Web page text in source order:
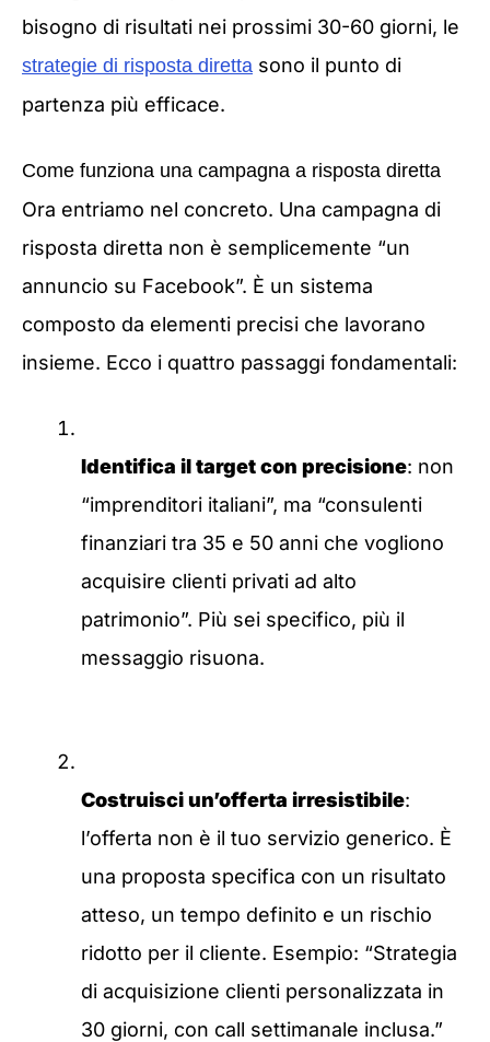
bisogno di risultati nei prossimi 30-60 giorni, le
strategie di risposta diretta sono il punto di
partenza più efficace.
Come funziona una campagna a risposta diretta
Ora entriamo nel concreto. Una campagna di
risposta diretta non è semplicemente “un
annuncio su Facebook”. È un sistema
composto da elementi precisi che lavorano
insieme. Ecco i quattro passaggi fondamentali:
Identifica il target con precisione: non
“imprenditori italiani”, ma “consulenti
finanziari tra 35 e 50 anni che vogliono
acquisire clienti privati ad alto
patrimonio”. Più sei specifico, più il
messaggio risuona.
Costruisci un’offerta irresistibile:
l’offerta non è il tuo servizio generico. È
una proposta specifica con un risultato
atteso, un tempo definito e un rischio
ridotto per il cliente. Esempio: “Strategia
di acquisizione clienti personalizzata in
30 giorni, con call settimanale inclusa.”